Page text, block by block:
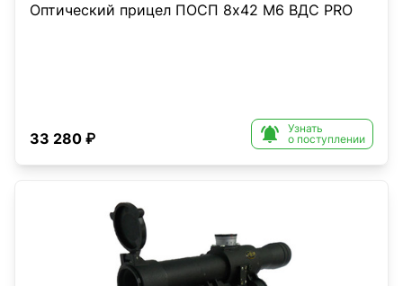
Оптический прицел ПОСП 8х42 M6 ВДС PRO
33 280 ₽ 
Узнать
о поступлении